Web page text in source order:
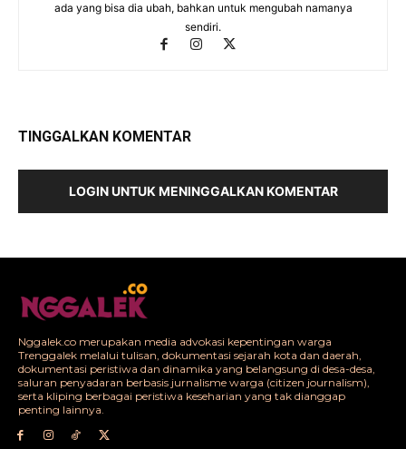
ada yang bisa dia ubah, bahkan untuk mengubah namanya
sendiri.
TINGGALKAN KOMENTAR
LOGIN UNTUK MENINGGALKAN KOMENTAR
Nggalek.co merupakan media advokasi kepentingan warga
Trenggalek melalui tulisan, dokumentasi sejarah kota dan daerah,
dokumentasi peristiwa dan dinamika yang belangsung di desa-desa,
saluran penyadaran berbasis jurnalisme warga (citizen journalism),
serta kliping berbagai peristiwa keseharian yang tak dianggap
penting lainnya.